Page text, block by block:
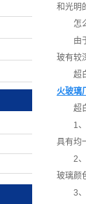
和光明
怎
由
玻有较
超
火玻璃厂
超
1
具有均
2
玻璃颜
3